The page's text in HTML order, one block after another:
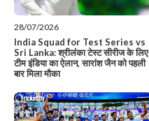
28/07/2026
India Squad for Test Series vs
Sri Lanka: श्रीलंका टेस्ट सीरीज के लिए
टीम इंडिया का ऐलान, सारांश जैन को पहली
बार मिला मौका